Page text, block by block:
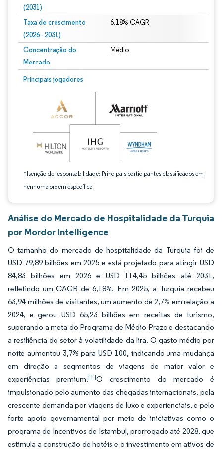
(2031)
Taxa de crescimento
(2026 - 2031)
6.18% CAGR
Concentração do
Mercado
Médio
Principais jogadores
*Isenção de responsabilidade: Principais participantes classificados em
nenhuma ordem específica
Imagem © Mordor Intelligence. O reuso requer atribuição conforme CC BY 4.0.
Análise do Mercado de Hospitalidade da Turquia
por Mordor Intelligence
O tamanho do mercado de hospitalidade da Turquia foi de
USD 79,89 bilhões em 2025 e está projetado para atingir USD
84,83 bilhões em 2026 e USD 114,45 bilhões até 2031,
refletindo um CAGR de 6,18%. Em 2025, a Turquia recebeu
63,94 milhões de visitantes, um aumento de 2,7% em relação a
2024, e gerou USD 65,23 bilhões em receitas de turismo,
superando a meta do Programa de Médio Prazo e destacando
a resiliência do setor à volatilidade da lira. O gasto médio por
noite aumentou 3,7% para USD 100, indicando uma mudança
em direção a segmentos de viagens de maior valor e
experiências premium.[1]O crescimento do mercado é
impulsionado pelo aumento das chegadas internacionais, pela
crescente demanda por viagens de luxo e experienciais, e pelo
forte apoio governamental por meio de iniciativas como o
programa de Incentivos de Istambul, prorrogado até 2028, que
estimula a construção de hotéis e o investimento em ativos de